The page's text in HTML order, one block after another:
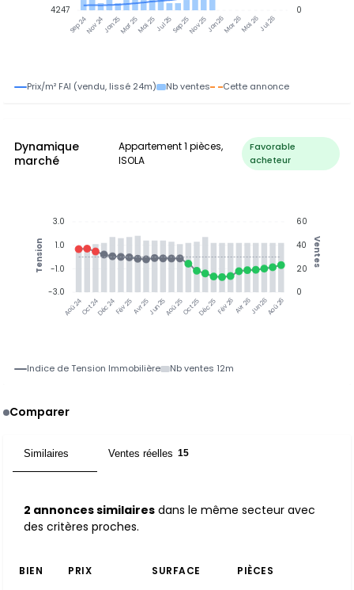
Sep 24Nov 24Jan 25Mar 25Mai 25Jul 25Sep 25Nov 25Jan 26Mar 26Mai 26Jul 26
0
4247
Prix/m² FAI (vendu, lissé 24m) Nb ventes Cette annonce
Dynamique
marché
Appartement 1 pièces,
ISOLA
Favorable
acheteur
Aoû 24Oct 24Déc 24Fév 25Avr 25Jun 25Aoû 25Oct 25Déc 25Fév 26Avr 26Jun 26Aoû 26
60
40
20
0
Ventes
3.0
1.0
-1.0
-3.0
Tension
Indice de Tension Immobilière Nb ventes 12m
Comparer
Similaires Ventes réelles 15
2 annonces similaires dans le même secteur avec
des critères proches.
BIEN PRIX SURFACE
PIÈCES